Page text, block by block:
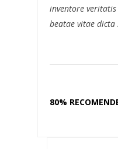
inventore
beatae vitae dicta
80%